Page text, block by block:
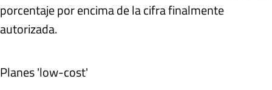
porcentaje por encima de la cifra finalmente
autorizada.
Planes 'low-cost'